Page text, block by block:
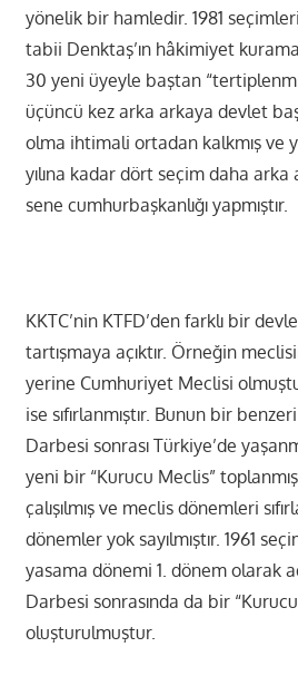
yönelik bir hamledir. 1981 seçimleri
tabii Denktaş’ın hâkimiyet
30 yeni üyeyle baştan
üçüncü kez arka arkaya devlet
olma ihtimali ortadan kalkmış ve
yılına kadar dört seçim daha
sene cumhurbaşkanlığı yapmıştır.
KKTC’nin KTFD’den farklı bir
tartışmaya açıktır. Örneğin
yerine Cumhuriyet Meclisi
ise sıfırlanmıştır. Bunun bir
Darbesi sonrası Türkiye’de
yeni bir “Kurucu Meclis”
çalışılmış ve meclis dönemleri
dönemler yok sayılmıştır. 1961
yasama dönemi 1. dönem olarak
Darbesi sonrasında da bir
oluşturulmuştur.